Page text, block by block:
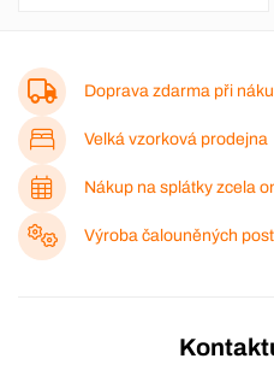
Doprava zdarma při
Velká vzorková prodejna
Nákup na splátky zcela
Výroba čalouněných